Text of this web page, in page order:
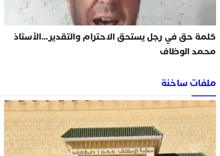
كلمة حق في رجل يستحق الاحترام والتقدير…الأستاذ
محمد الوظاف
ملفات ساخنة